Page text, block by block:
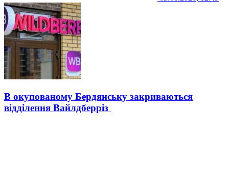
В окупованому Бердянську закриваються
відділення Вайлдберріз